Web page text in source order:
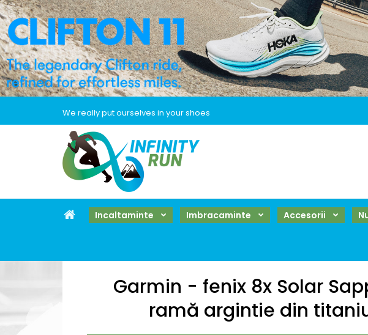
We really put ourselves in your shoes
Incaltaminte Imbracaminte Accesorii
Garmin - fenix 8x Solar
ramă argintie din